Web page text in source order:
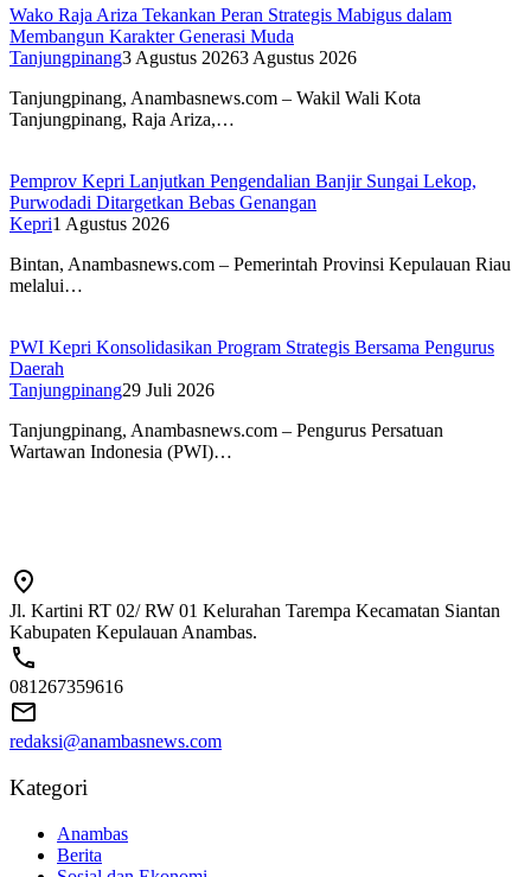
Wako Raja Ariza Tekankan Peran Strategis Mabigus dalam
Membangun Karakter Generasi Muda
Tanjungpinang3 Agustus 20263 Agustus 2026
Tanjungpinang, Anambasnews.com – Wakil Wali Kota
Tanjungpinang, Raja Ariza,…
Pemprov Kepri Lanjutkan Pengendalian Banjir Sungai Lekop,
Purwodadi Ditargetkan Bebas Genangan
Kepri1 Agustus 2026
Bintan, Anambasnews.com – Pemerintah Provinsi Kepulauan Riau
melalui…
PWI Kepri Konsolidasikan Program Strategis Bersama Pengurus
Daerah
Tanjungpinang29 Juli 2026
Tanjungpinang, Anambasnews.com – Pengurus Persatuan
Wartawan Indonesia (PWI)…
Jl. Kartini RT 02/ RW 01 Kelurahan Tarempa Kecamatan Siantan
Kabupaten Kepulauan Anambas.
081267359616
redaksi@anambasnews.com
Kategori
Anambas
Berita